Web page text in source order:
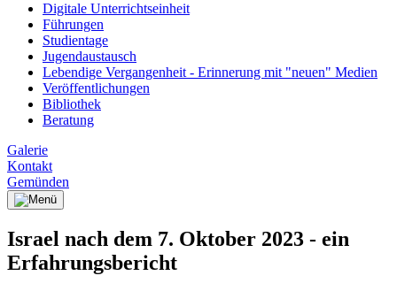
Digitale Unterrichtseinheit
Führungen
Studientage
Jugendaustausch
Lebendige Vergangenheit - Erinnerung mit "neuen" Medien
Veröffentlichungen
Bibliothek
Beratung
Galerie
Kontakt
Gemünden
Israel nach dem 7. Oktober 2023 - ein
Erfahrungsbericht